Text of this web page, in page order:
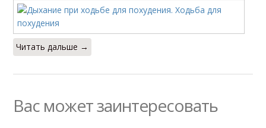
Читать дальше →
Вас может заинтересовать